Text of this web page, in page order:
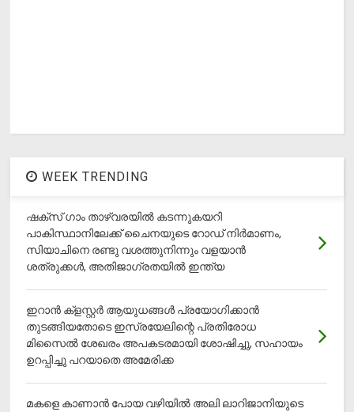
WEEK TRENDING
ഷക്സ് ​ഗാം താഴ്‌വരയിൽ കടന്നുകയറി
പാകിസ്ഥാനിലേക്ക് ചൈനയുടെ റോഡ് നിർമാണം,
സിയാചിനെ രണ്ടു വശത്തുനിന്നും വളയാൻ
ശത്രുക്കൾ, അതിജാ​ഗ്രതയിൽ ഇന്ത്യ
ഇറാന്‍ ക്‌ളസ്റ്റര്‍ ആയുധങ്ങള്‍ പ്രയോഗിക്കാന്‍
തുടങ്ങിയതോടെ ഇസ്രയേലിന്റെ പ്രതിരോധ
മിസൈല്‍ ശേഖരം അപകടരമായി ശോഷിച്ചു, സഹായം
ഉറപ്പിച്ചു പറയാതെ അമേരിക്ക
മകളെ കാണാന്‍ പോയ വഴിയില്‍ അലി ലാറിജാനിയുടെ